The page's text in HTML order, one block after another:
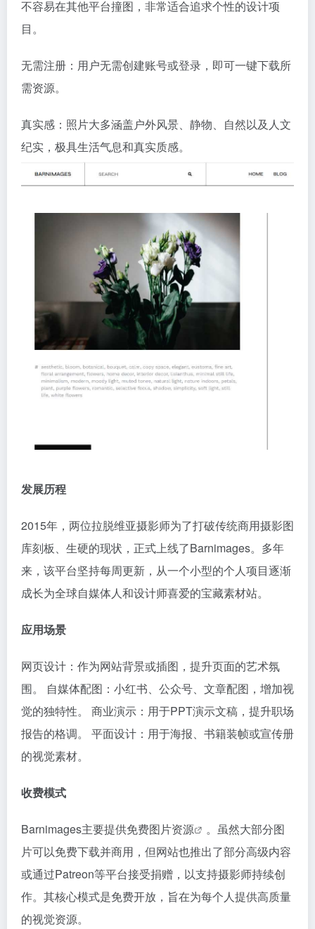
不容易在其他平台撞图，非常适合追求个性的设计项
目。
无需注册：用户无需创建账号或登录，即可一键下载所
需资源。
真实感：照片大多涵盖户外风景、静物、自然以及人文
纪实，极具生活气息和真实质感。
发展历程
2015年，两位拉脱维亚摄影师为了打破传统商用摄影图
库刻板、生硬的现状，正式上线了Barnimages。多年
来，该平台坚持每周更新，从一个小型的个人项目逐渐
成长为全球自媒体人和设计师喜爱的宝藏素材站。
应用场景
网页设计：作为网站背景或插图，提升页面的艺术氛
围。 自媒体配图：小红书、公众号、文章配图，增加视
觉的独特性。 商业演示：用于PPT演示文稿，提升职场
报告的格调。 平面设计：用于海报、书籍装帧或宣传册
的视觉素材。
收费模式
Barnimages主要提供免费图片资源
。虽然大部分图
片可以免费下载并商用，但网站也推出了部分高级内容
或通过Patreon等平台接受捐赠，以支持摄影师持续创
作。其核心模式是免费开放，旨在为每个人提供高质量
的视觉资源。